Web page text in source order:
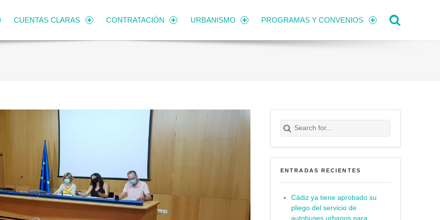
CUENTAS CLARAS CONTRATACIÓN URBANISMO PROGRAMAS Y CONVENIOS
Search for:
Buscar
ENTRADAS RECIENTES
Cádiz ya tiene aprobado su
pliego del servicio de
autobuses urbanos para